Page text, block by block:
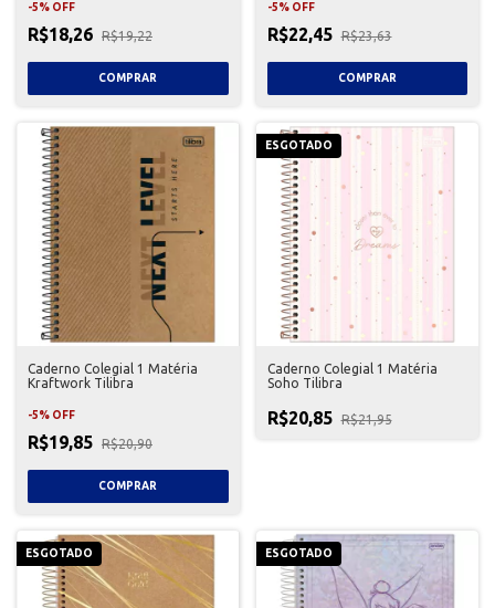
-5% OFF
R$18,26 R$19,22
-5% OFF
R$22,45 R$23,63
Caderno Colegial 1 Matéria
Kraftwork Tilibra
-5% OFF
R$19,85 R$20,90
ESGOTADO
Caderno Colegial 1 Matéria
Soho Tilibra
R$20,85 R$21,95
ESGOTADO ESGOTADO